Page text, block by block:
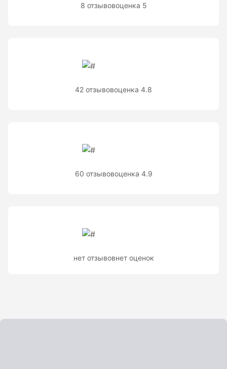
8 отзывовоценка 5
42 отзывовоценка 4.8
60 отзывовоценка 4.9
нет отзывовнет оценок